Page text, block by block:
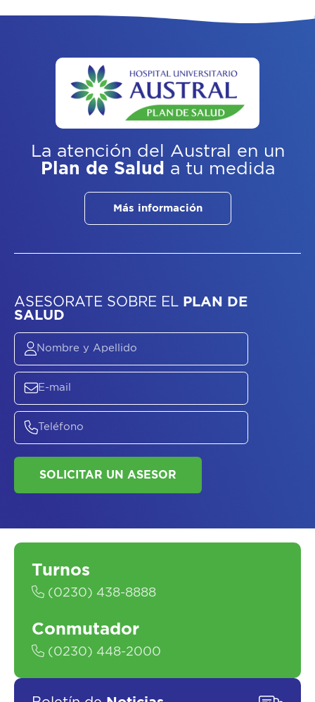
La atención del Austral
en un
Plan de Salud a tu medida
Más información
ASESORATE SOBRE
SALUD
Turnos
(0230) 438-8888
Conmutador
(0230) 448-2000